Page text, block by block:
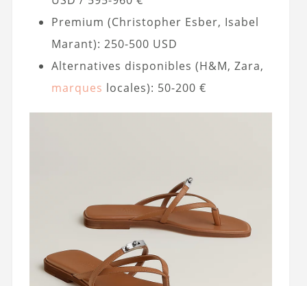
Premium (Christopher Esber, Isabel
Marant): 250-500 USD
Alternatives disponibles (H&M, Zara,
marques locales): 50-200 €